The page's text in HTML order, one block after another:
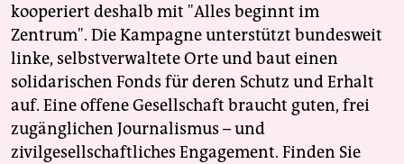
kooperiert deshalb mit "Alles beginnt im
Zentrum". Die Kampagne unterstützt bundesweit
linke, selbstverwaltete Orte und baut einen
solidarischen Fonds für deren Schutz und Erhalt
auf. Eine offene Gesellschaft braucht guten, frei
zugänglichen Journalismus – und
zivilgesellschaftliches Engagement. Finden Sie